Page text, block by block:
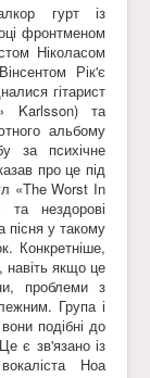
гурт із
фронтменом
Ніколасом
Рік'є
гітарист
Karlsson) та
альбому
за психічне
про це під
«The Worst In
нездорові
пісня у такому
Конкретніше,
якщо це
проблеми з
Група і
подібні до
є зв'язано із
Ноа